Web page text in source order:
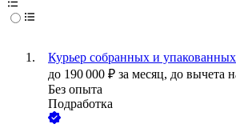
Курьер собранных и упакованных
до 190 000 ₽ за месяц, до вычета
Без опыта
Подработка